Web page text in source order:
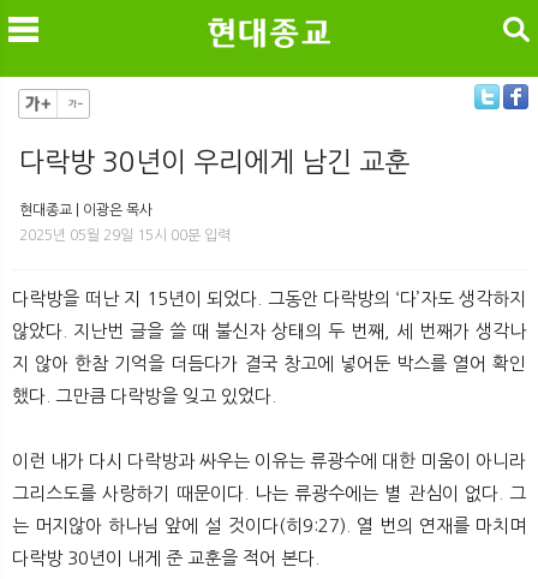
뉴
검색
다락방 30년이 우리에게 남긴 교훈
현대종교 | 이광은 목사
2025년 05월 29일 15시 00분 입력
다락방을 떠난 지 15년이 되었다. 그동안 다락방의 ‘다’자도 생각하지
않았다. 지난번 글을 쓸 때 불신자 상태의 두 번째, 세 번째가 생각나
지 않아 한참 기억을 더듬다가 결국 창고에 넣어둔 박스를 열어 확인
했다. 그만큼 다락방을 잊고 있었다.
이런 내가 다시 다락방과 싸우는 이유는 류광수에 대한 미움이 아니라
그리스도를 사랑하기 때문이다. 나는 류광수에는 별 관심이 없다. 그
는 머지않아 하나님 앞에 설 것이다(히9:27). 열 번의 연재를 마치며
다락방 30년이 내게 준 교훈을 적어 본다.